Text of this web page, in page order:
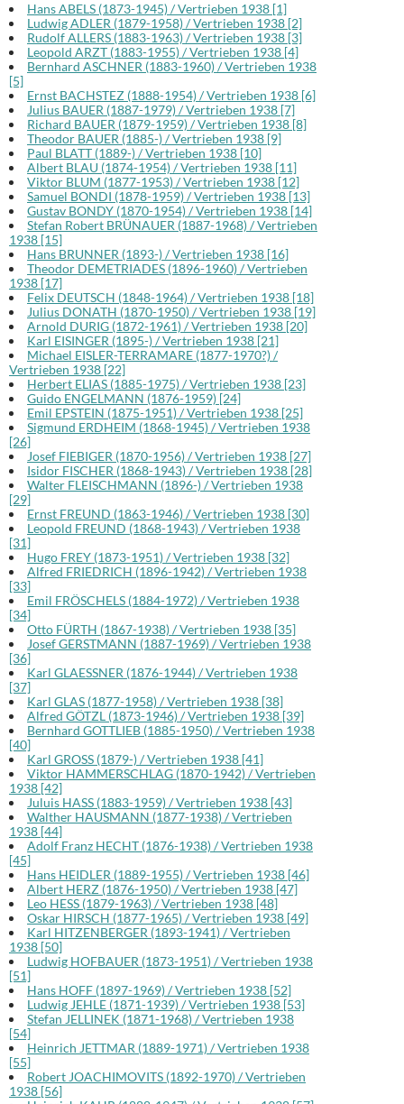
Hans ABELS (1873-1945) / Vertrieben 1938 [1]
Ludwig ADLER (1879-1958) / Vertrieben 1938 [2]
Rudolf ALLERS (1883-1963) / Vertrieben 1938 [3]
Leopold ARZT (1883-1955) / Vertrieben 1938 [4]
Bernhard ASCHNER (1883-1960) / Vertrieben 1938
[5]
Ernst BACHSTEZ (1888-1954) / Vertrieben 1938 [6]
Julius BAUER (1887-1979) / Vertrieben 1938 [7]
Richard BAUER (1879-1959) / Vertrieben 1938 [8]
Theodor BAUER (1885-) / Vertrieben 1938 [9]
Paul BLATT (1889-) / Vertrieben 1938 [10]
Albert BLAU (1874-1954) / Vertrieben 1938 [11]
Viktor BLUM (1877-1953) / Vertrieben 1938 [12]
Samuel BONDI (1878-1959) / Vertrieben 1938 [13]
Gustav BONDY (1870-1954) / Vertrieben 1938 [14]
Stefan Robert BRÜNAUER (1887-1968) / Vertrieben
1938 [15]
Hans BRUNNER (1893-) / Vertrieben 1938 [16]
Theodor DEMETRIADES (1896-1960) / Vertrieben
1938 [17]
Felix DEUTSCH (1848-1964) / Vertrieben 1938 [18]
Julius DONATH (1870-1950) / Vertrieben 1938 [19]
Arnold DURIG (1872-1961) / Vertrieben 1938 [20]
Karl EISINGER (1895-) / Vertrieben 1938 [21]
Michael EISLER-TERRAMARE (1877-1970?) /
Vertrieben 1938 [22]
Herbert ELIAS (1885-1975) / Vertrieben 1938 [23]
Guido ENGELMANN (1876-1959) [24]
Emil EPSTEIN (1875-1951) / Vertrieben 1938 [25]
Sigmund ERDHEIM (1868-1945) / Vertrieben 1938
[26]
Josef FIEBIGER (1870-1956) / Vertrieben 1938 [27]
Isidor FISCHER (1868-1943) / Vertrieben 1938 [28]
Walter FLEISCHMANN (1896-) / Vertrieben 1938
[29]
Ernst FREUND (1863-1946) / Vertrieben 1938 [30]
Leopold FREUND (1868-1943) / Vertrieben 1938
[31]
Hugo FREY (1873-1951) / Vertrieben 1938 [32]
Alfred FRIEDRICH (1896-1942) / Vertrieben 1938
[33]
Emil FRÖSCHELS (1884-1972) / Vertrieben 1938
[34]
Otto FÜRTH (1867-1938) / Vertrieben 1938 [35]
Josef GERSTMANN (1887-1969) / Vertrieben 1938
[36]
Karl GLAESSNER (1876-1944) / Vertrieben 1938
[37]
Karl GLAS (1877-1958) / Vertrieben 1938 [38]
Alfred GÖTZL (1873-1946) / Vertrieben 1938 [39]
Bernhard GOTTLIEB (1885-1950) / Vertrieben 1938
[40]
Karl GROSS (1879-) / Vertrieben 1938 [41]
Viktor HAMMERSCHLAG (1870-1942) / Vertrieben
1938 [42]
Juluis HASS (1883-1959) / Vertrieben 1938 [43]
Walther HAUSMANN (1877-1938) / Vertrieben
1938 [44]
Adolf Franz HECHT (1876-1938) / Vertrieben 1938
[45]
Hans HEIDLER (1889-1955) / Vertrieben 1938 [46]
Albert HERZ (1876-1950) / Vertrieben 1938 [47]
Leo HESS (1879-1963) / Vertrieben 1938 [48]
Oskar HIRSCH (1877-1965) / Vertrieben 1938 [49]
Karl HITZENBERGER (1893-1941) / Vertrieben
1938 [50]
Ludwig HOFBAUER (1873-1951) / Vertrieben 1938
[51]
Hans HOFF (1897-1969) / Vertrieben 1938 [52]
Ludwig JEHLE (1871-1939) / Vertrieben 1938 [53]
Stefan JELLINEK (1871-1968) / Vertrieben 1938
[54]
Heinrich JETTMAR (1889-1971) / Vertrieben 1938
[55]
Robert JOACHIMOVITS (1892-1970) / Vertrieben
1938 [56]